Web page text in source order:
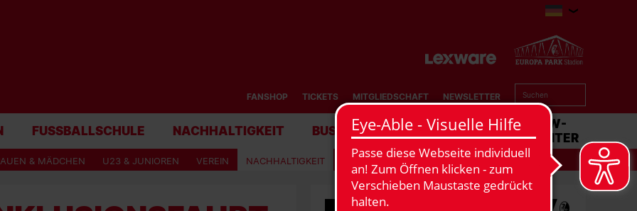
FANSHOP TICKETS MITGLIEDSCHAFT NEWSLETTER
FUSSBALLSCHULE NACHHALTIGKEIT BUSINESS STADION MATCHCENTER
& MÄDCHEN U23 & JUNIOREN VEREIN NACHHALTIGKEIT